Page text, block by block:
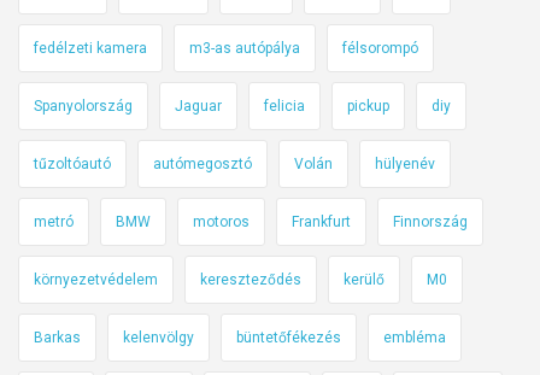
fedélzeti kamera m3-as autópálya félsorompó
Spanyolország Jaguar felicia pickup diy
tűzoltóautó autómegosztó Volán hülyenév
metró BMW motoros Frankfurt Finnország
környezetvédelem kereszteződés kerülő M0
Barkas kelenvölgy büntetőfékezés embléma